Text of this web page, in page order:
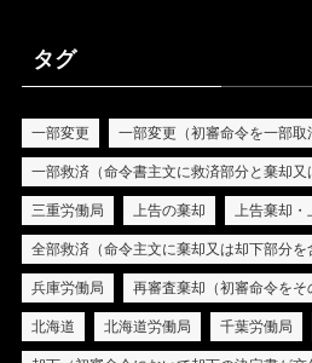
タグ
一部変更 一部変更（初審命令を一部取
一部救済（命令書主文に救済部分と棄却又
三重労働局 上告の棄却 上告棄却・
全部救済（命令主文に棄却又は却下部分を
兵庫労働局 再審査棄却（初審命令をそ
北海道 北海道労働局 千葉労働局